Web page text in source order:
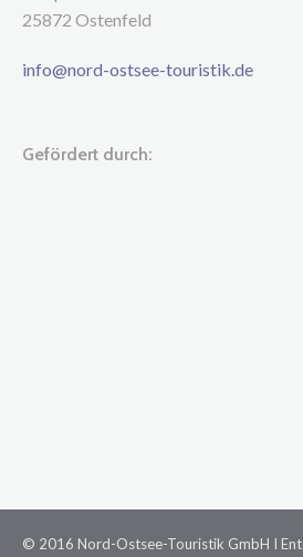
25872 Ostenfeld
info@nord-ostsee-touristik.de
Gefördert durch:
© 2016 Nord-Ostsee-Touristik GmbH I